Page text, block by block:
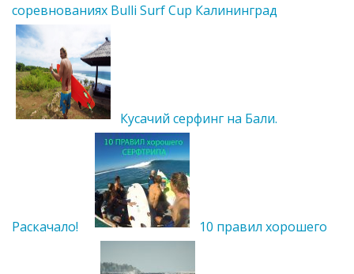
соревнованиях Bulli Surf Cup Калининград
Кусачий серфинг на Бали.
Раскачало! 10 правил хорошего